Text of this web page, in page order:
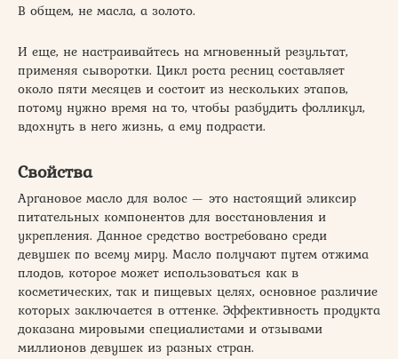
В общем, не масла, а золото.
И еще, не настраивайтесь на мгновенный результат,
применяя сыворотки. Цикл роста ресниц составляет
около пяти месяцев и состоит из нескольких этапов,
потому нужно время на то, чтобы разбудить фолликул,
вдохнуть в него жизнь, а ему подрасти.
Свойства
Аргановое масло для волос — это настоящий эликсир
питательных компонентов для восстановления и
укрепления. Данное средство востребовано среди
девушек по всему миру. Масло получают путем отжима
плодов, которое может использоваться как в
косметических, так и пищевых целях, основное различие
которых заключается в оттенке. Эффективность продукта
доказана мировыми специалистами и отзывами
миллионов девушек из разных стран.